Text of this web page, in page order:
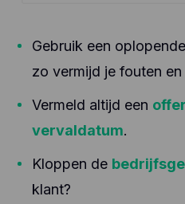
Gebruik een oplopende
zo vermijd je fouten
Vermeld altijd een
vervaldatum.
Kloppen de
klant?